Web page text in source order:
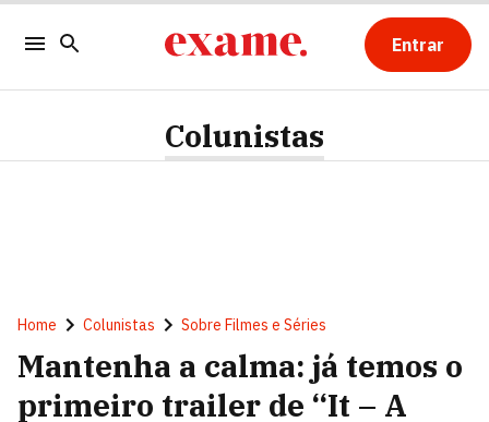
Entrar
Colunistas
Home Colunistas Sobre Filmes e Séries
Mantenha a calma: já temos o
primeiro trailer de “It – A